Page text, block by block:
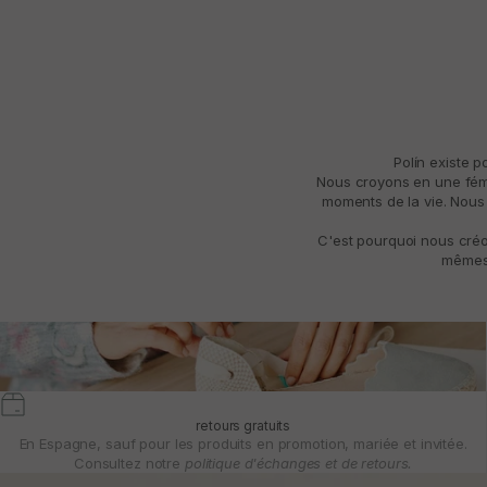
Polín existe
Nous croyons en une
moments de la vie.
C'est pourquoi nous
retours gratuits
En Espagne, sauf pour les produits en promotion, mariée et invitée.
Consultez notre politique d'échanges et de retours.